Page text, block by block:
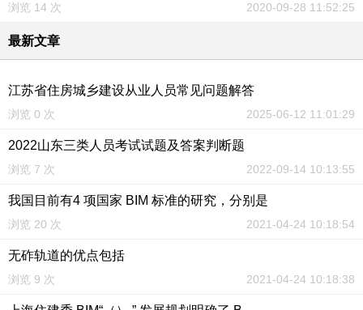
浏览 14 次 2020-09-28 11:52:25
最新文章
江苏省住房城乡建设从业人员常见问题解答
浏览 0 次 2025-06-12 11:01:29
2022山东三类人员考试试题及答案判断题
浏览 7 次 2022-09-14 10:13:55
我国目前有4 项国家 BIM 标准的研究，分别是
浏览 20 次 2021-04-24 10:18:54
无砟轨道的优点包括
浏览 9 次 2021-04-24 10:18:38